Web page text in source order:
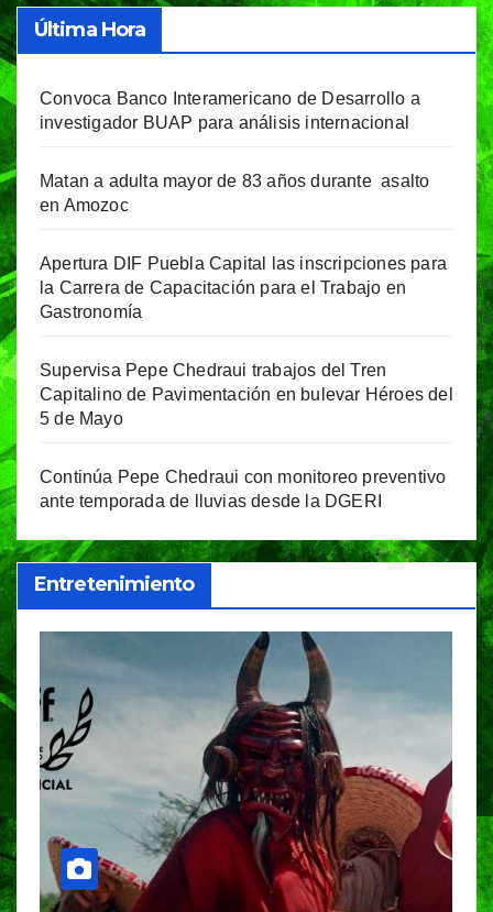
Última Hora
Convoca Banco Interamericano de Desarrollo a
investigador BUAP para análisis internacional
Matan a adulta mayor de 83 años durante asalto
en Amozoc
Apertura DIF Puebla Capital las inscripciones para
la Carrera de Capacitación para el Trabajo en
Gastronomía
Supervisa Pepe Chedraui trabajos del Tren
Capitalino de Pavimentación en bulevar Héroes del
5 de Mayo
Continúa Pepe Chedraui con monitoreo preventivo
ante temporada de lluvias desde la DGERI
Entretenimiento